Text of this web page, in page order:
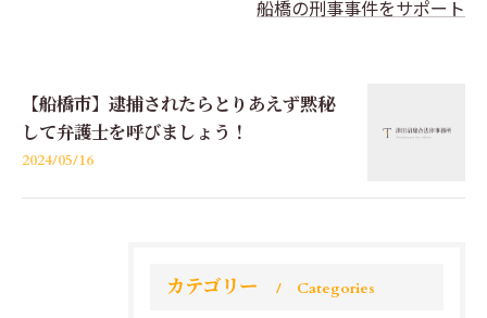
船橋の刑事事件をサポート
【船橋市】逮捕されたらとりあえず黙秘
して弁護士を呼びましょう！
2024/05/16
カテゴリー Categories